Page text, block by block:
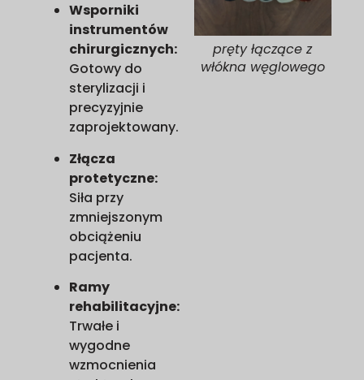
pręty łączące z
włókna węglowego
Wsporniki
instrumentów
chirurgicznych:
Gotowy do
sterylizacji i
precyzyjnie
zaprojektowany.
Złącza
protetyczne:
Siła przy
zmniejszonym
obciążeniu
pacjenta.
Ramy
rehabilitacyjne:
Trwałe i
wygodne
wzmocnienia